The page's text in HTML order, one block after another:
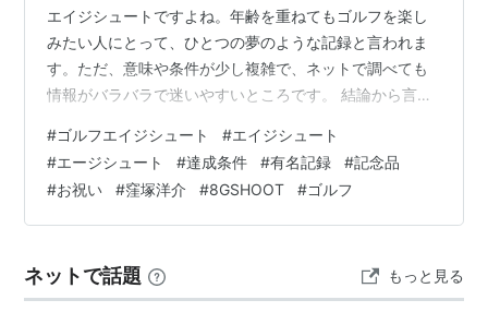
い。
実質的には“ビートル”の愛称で親しまれたフォルクスワ
ーゲン・タイプIの後継車種である。
初代（ゴルフI）
1974年にデビュー。
イタリアのカーデザイナー、ジョルジェット・ジウジア
ーロによる実用的かつスタイリッシュな２ＢＯＸのボデ
ィと、それを効率的に使用する横置きＦＦ方式のメカニ
ズムを採用した画期的な実用車として、世界中で愛され
エイジシュートですよね。年齢を重ねてもゴルフを楽し
みたい人にとって、ひとつの夢のような記録と言われま
す。ただ、意味や条件が少し複雑で、ネットで調べても
情報がバラバラで迷いやすいところです。 結論から言う
18ホールを回ること」です。シンプルですが、実際に達
成するのはとてもむずかしい記録です。 この記事では、
エイジシュートの意味、条件、達成者、記念品、そして
近年話題のブランド8G SHOOTまでまとめて紹介しま
グロススコアで18ホールを回るゴルフ…
#ゴルフエイジシュート #エイジシュート
#エージシュート #達成条件 #有名記録 #記念品
#お祝い #窪塚洋介 #8GSHOOT #ゴルフ
ネットで話題 もっと見る